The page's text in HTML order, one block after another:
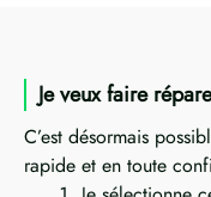
Je veux faire
C’est désormais
rapide et en toute